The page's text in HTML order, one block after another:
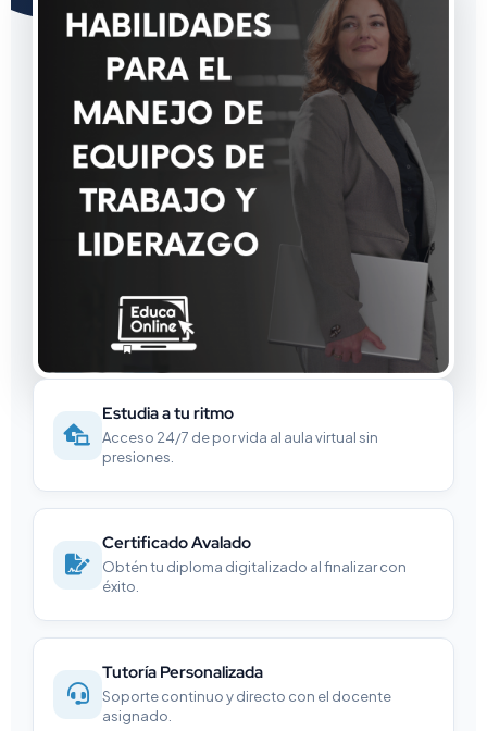
Estudia a tu ritmo
Acceso 24/7 de por vida al aula virtual sin
presiones.
Certificado Avalado
Obtén tu diploma digitalizado al finalizar con
éxito.
Tutoría Personalizada
Soporte continuo y directo con el docente
asignado.